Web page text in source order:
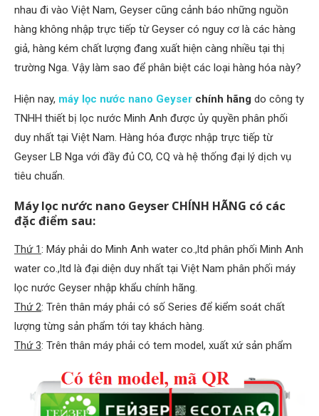
nhau đi vào Việt Nam, Geyser cũng cảnh báo những nguồn
hàng không nhập trực tiếp từ Geyser có nguy cơ là các hàng
giả, hàng kém chất lượng đang xuất hiện càng nhiều tại thị
trường Nga. Vậy làm sao để phân biệt các loại hàng hóa này?
Hiện nay, máy lọc nước nano Geyser chính hãng do công ty
TNHH thiết bị lọc nước Minh Anh được ủy quyền phân phối
duy nhất tại Việt Nam. Hàng hóa được nhập trực tiếp từ
Geyser LB Nga với đầy đủ CO, CQ và hệ thống đại lý dịch vụ
tiêu chuẩn.
Máy lọc nước nano Geyser CHÍNH HÃNG có các
đặc điểm sau:
Thứ 1: Máy phải do Minh Anh water co.,ltd phân phối Minh Anh
water co.,ltd là đại diện duy nhất tại Việt Nam phân phối máy
lọc nước Geyser nhập khẩu chính hãng.
Thứ 2: Trên thân máy phải có số Series để kiểm soát chất
lượng từng sản phẩm tới tay khách hàng.
Thứ 3: Trên thân máy phải có tem model, xuất xứ sản phẩm